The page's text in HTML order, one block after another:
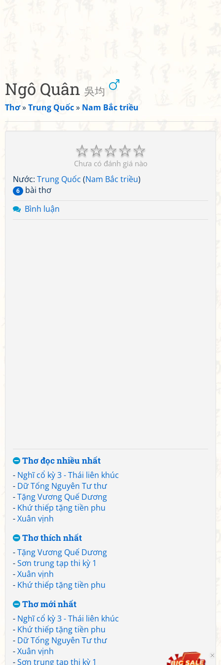
Ngô Quân 吳均
Thơ»Trung Quốc» Nam Bắc triều
☆
☆
☆
☆
☆
Chưa có đánh giá nào
Nước: Trung Quốc (Nam Bắc triều)
6
bài thơ
Bình luận
Thơ đọc nhiều nhất
- Nghĩ cổ kỳ 3 - Thái liên khúc
- Dữ Tống Nguyên Tư thư
-Tặng Vương Quế Dương
- Khứ thiếp tặng tiền phu
-Xuân vịnh
Thơ thích nhất
-Tặng Vương Quế Dương
-Sơn trung tạp thi kỳ 1
-Xuân vịnh
- Khứ thiếp tặng tiền phu
Thơ mới nhất
- Nghĩ cổ kỳ 3 - Thái liên khúc
- Khứ thiếp tặng tiền phu
- Dữ Tống Nguyên Tư thư
-Xuân vịnh
-Sơn trung tạp thi kỳ 1